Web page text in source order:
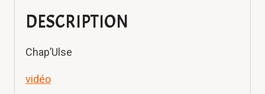
DESCRIPTION
Chap’Ulse
vidéo